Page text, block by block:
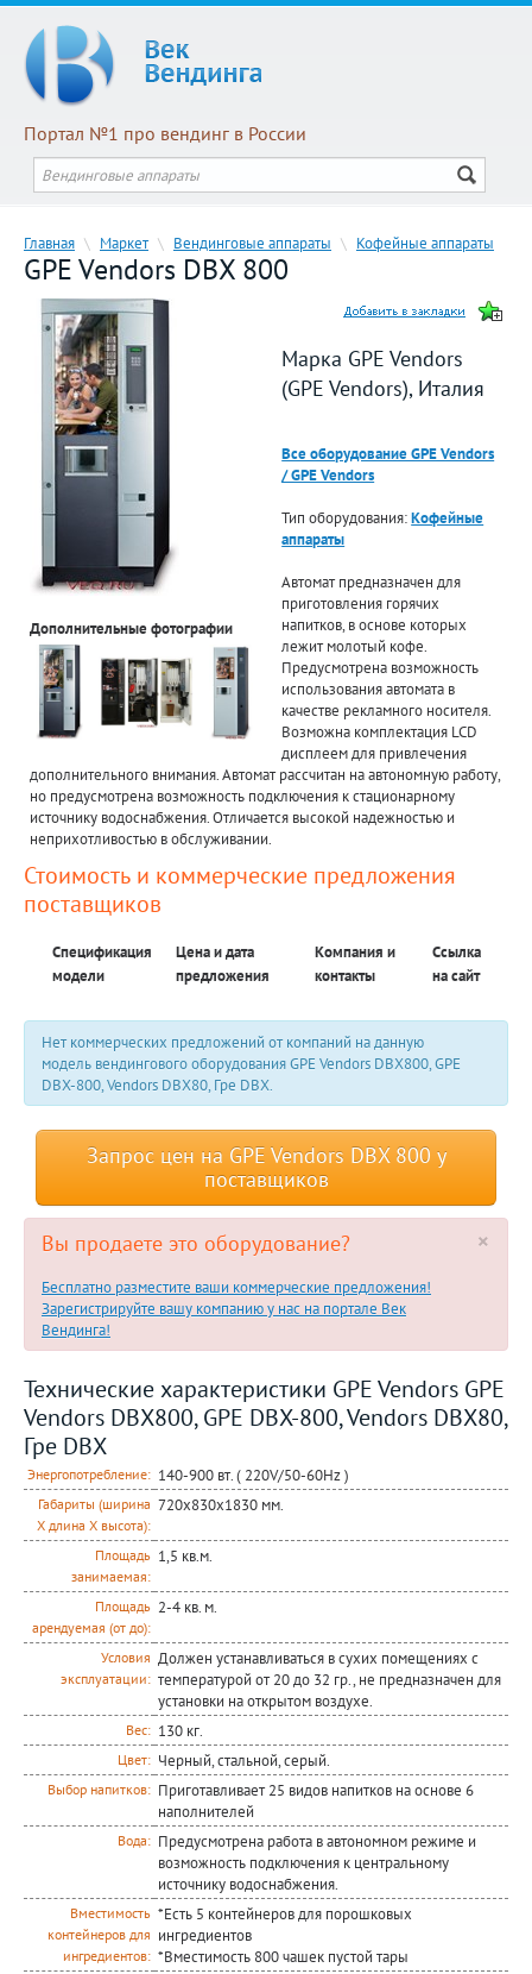
Портал №1 про вендинг в России
Главная \ Маркет \ Вендинговые аппараты \ Кофейные аппараты
GPE Vendors DBX 800
Дополнительные фотографии
Марка GPE Vendors
(GPE Vendors), Италия
Все оборудование GPE Vendors
/ GPE Vendors
Тип оборудования:Кофейные
аппараты
Автомат предназначен для
приготовления горячих
напитков, в основе которых
лежит молотый кофе.
Предусмотрена возможность
использования автомата в
качестве рекламного носителя.
Возможна комплектация LCD
дисплеем для привлечения
дополнительного внимания. Автомат рассчитан на автономную работу,
но предусмотрена возможность подключения к стационарному
источнику водоснабжения. Отличается высокой надежностью и
неприхотливостью в обслуживании.
Стоимость и коммерческие предложения
поставщиков
Спецификация
модели
Цена и дата
предложения
Компания и
контакты
Ссылка
на сайт
Нет коммерческих предложений от компаний на данную
модель вендингового оборудования GPE Vendors DBX800, GPE
DBX-800, Vendors DBX80, Гре DBX.
Запрос цен на GPE Vendors DBX 800 у
поставщиков
×
Вы продаете это оборудование?
Бесплатно разместите ваши коммерческие предложения!
Зарегистрируйте вашу компанию у нас на портале Век
Вендинга!
Технические характеристики GPE Vendors GPE
Vendors DBX800, GPE DBX-800, Vendors DBX80,
Гре DBX
Энергопотребление: 140-900 вт. ( 220V/50-60Hz )
Габариты (ширина
Х длина Х высота):
720х830х1830 мм.
Площадь
занимаемая:
1,5 кв.м.
Площадь
арендуемая (от до):
2-4 кв. м.
Условия
эксплуатации:
Должен устанавливаться в сухих помещениях с
температурой от 20 до 32 гр., не предназначен для
установки на открытом воздухе.
Вес: 130 кг.
Цвет: Черный, стальной, серый.
Выбор напитков: Приготавливает 25 видов напитков на основе 6
наполнителей
Вода: Предусмотрена работа в автономном режиме и
возможность подключения к центральному
источнику водоснабжения.
Вместимость
контейнеров для
ингредиентов:
*Есть 5 контейнеров для порошковых
ингредиентов
*Вместимость 800 чашек пустой тары